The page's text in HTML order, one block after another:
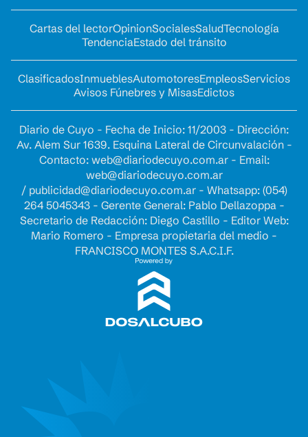
Cartas del lectorOpinionSocialesSaludTecnología
TendenciaEstado del tránsito
ClasificadosInmueblesAutomotoresEmpleosServicios
Avisos Fúnebres y MisasEdictos
Diario de Cuyo - Fecha de Inicio: 11/2003 - Dirección:
Av. Alem Sur 1639. Esquina Lateral de Circunvalación -
Contacto: web@diariodecuyo.com.ar- Email:
web@diariodecuyo.com.ar
/ publicidad@diariodecuyo.com.ar- Whatsapp: (054)
264 5045343 - Gerente General: Pablo Dellazoppa -
Secretario de Redacción: Diego Castillo - Editor Web:
Mario Romero - Empresa propietaria del medio -
FRANCISCO MONTES S.A.C.I.F.